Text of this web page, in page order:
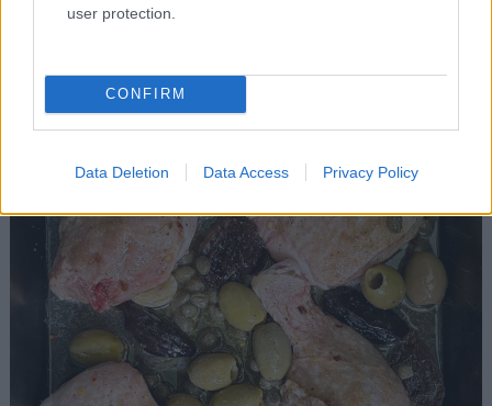
user protection.
CONFIRM
Data Deletion Data Access Privacy Policy